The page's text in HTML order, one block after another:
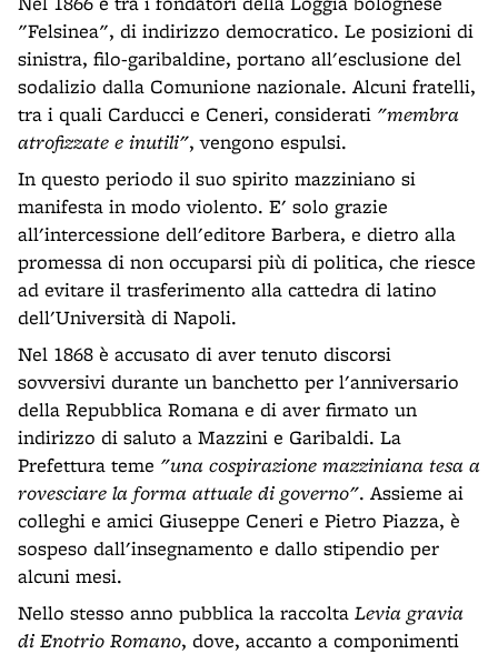
"Felsinea", di indirizzo democratico. Le posizioni di
sinistra, filo-garibaldine, portano all'esclusione del
sodalizio dalla Comunione nazionale. Alcuni fratelli,
tra i quali Carducci e Ceneri, considerati "membra
atrofizzate e inutili", vengono espulsi.
In questo periodo il suo spirito mazziniano si
manifesta in modo violento. E' solo grazie
all'intercessione dell'editore Barbera, e dietro alla
promessa di non occuparsi più di politica, che riesce
ad evitare il trasferimento alla cattedra di latino
dell'Università di Napoli.
Nel 1868 è accusato di aver tenuto discorsi
sovversivi durante un banchetto per l'anniversario
della Repubblica Romana e di aver firmato un
indirizzo di saluto a Mazzini e Garibaldi. La
Prefettura teme "una cospirazione mazziniana tesa a
rovesciare la forma attuale di governo". Assieme ai
colleghi e amici Giuseppe Ceneri e Pietro Piazza, è
sospeso dall'insegnamento e dallo stipendio per
alcuni mesi.
Nello stesso anno pubblica la raccolta Levia gravia
di Enotrio Romano, dove, accanto a componimenti